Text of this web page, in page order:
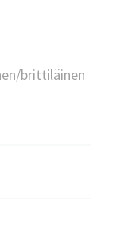
brittiläinen